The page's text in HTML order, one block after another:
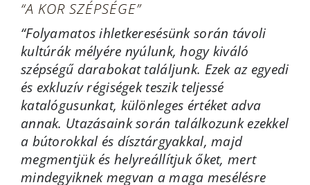
“A KOR SZÉPSÉGE”
“Folyamatos ihletkeresésünk során távoli
kultúrák mélyére nyúlunk, hogy kiváló
szépségű darabokat találjunk. Ezek az egyedi
és exkluzív régiségek teszik teljessé
katalógusunkat, különleges értéket adva
annak. Utazásaink során találkozunk ezekkel
a bútorokkal és dísztárgyakkal, majd
megmentjük és helyreállítjuk őket, mert
mindegyiknek megvan a maga mesélésre